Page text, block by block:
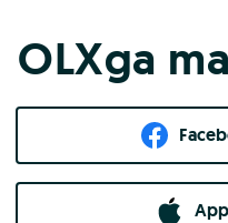
OLXga